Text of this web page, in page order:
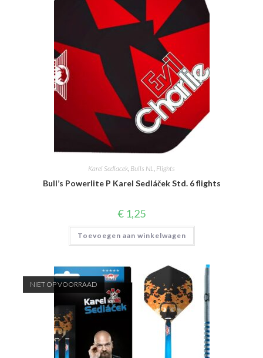
op
de
productpagina
Karel Sedlacek Bulls NL Flights
Bull’s Powerlite P Karel Sedláček Std. 6 flights
€ 1,25
Toevoegen aan winkelwagen
NIET OP VOORRAAD